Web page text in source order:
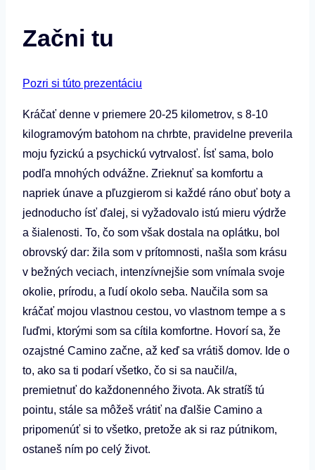
Začni tu
Pozri si túto prezentáciu
Kráčať denne v priemere 20-25 kilometrov, s 8-10
kilogramovým batohom na chrbte, pravidelne preverila
moju fyzickú a psychickú vytrvalosť. Ísť sama, bolo
podľa mnohých odvážne. Zrieknuť sa komfortu a
napriek únave a pľuzgierom si každé ráno obuť boty a
jednoducho ísť ďalej, si vyžadovalo istú mieru výdrže
a šialenosti. To, čo som však dostala na oplátku, bol
obrovský dar: žila som v prítomnosti, našla som krásu
v bežných veciach, intenzívnejšie som vnímala svoje
okolie, prírodu, a ľudí okolo seba. Naučila som sa
kráčať mojou vlastnou cestou, vo vlastnom tempe a s
ľuďmi, ktorými som sa cítila komfortne. Hovorí sa, že
ozajstné Camino začne, až keď sa vrátiš domov. Ide o
to, ako sa ti podarí všetko, čo si sa naučil/a,
premietnuť do každonenného života. Ak stratíš tú
pointu, stále sa môžeš vrátiť na ďalšie Camino a
pripomenúť si to všetko, pretože ak si raz pútnikom,
ostaneš ním po celý život.